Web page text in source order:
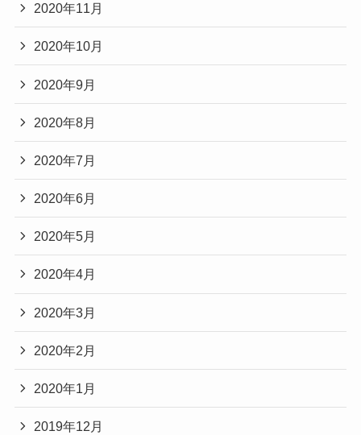
2020年11月
2020年10月
2020年9月
2020年8月
2020年7月
2020年6月
2020年5月
2020年4月
2020年3月
2020年2月
2020年1月
2019年12月